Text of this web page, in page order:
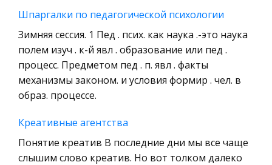
История отечественного государства и
права
Технология
Уголовное право
Охрана природы, Экология,
Природопользование
Военная кафедра
Социология
Страховое право
Шпаргалки по педагогической психологии
Зимняя сессия. 1 Пед . псих. как наука .-это наука
полем изуч . к-й явл . образование или пед .
процесс. Предметом пед . п. явл . факты
механизмы законом. и условия формир . чел. в
образ. процессе.
Креативные агентства
Понятие креатив В последние дни мы все чаще
слышим слово креатив. Но вот толком далеко